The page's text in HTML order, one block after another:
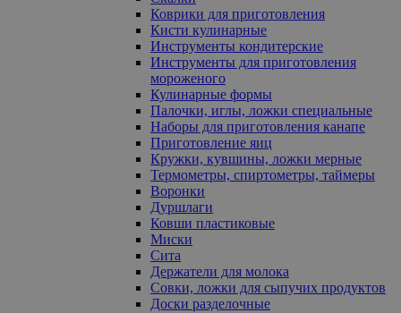
Коврики для приготовления
Кисти кулинарные
Инструменты кондитерские
Инструменты для приготовления
мороженого
Кулинарные формы
Палочки, иглы, ложки специальные
Наборы для приготовления канапе
Приготовление яиц
Кружки, кувшины, ложки мерные
Термометры, спиртометры, таймеры
Воронки
Дуршлаги
Ковши пластиковые
Миски
Сита
Держатели для молока
Совки, ложки для сыпучих продуктов
Доски разделочные